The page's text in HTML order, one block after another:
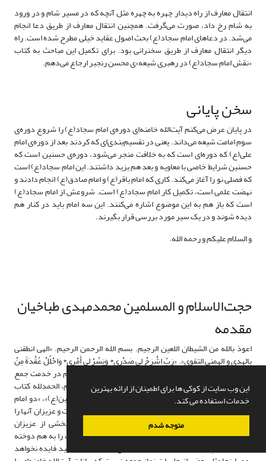
این وب سایت از کوکی ها برای اطمینان از ارائه بهترین
خدمات استفاده می کند.
متوجه شدم
انتقال معارف از راه دیدار چهره به چهره مثل آنچه که در مسیر شام و در ورود
به شام رخ داد، صورت می‌گرفت. همچنین انتقال معارف از طریق دعا انجام
می‌شد. در دعاهای امام سجاد(ع) بحث اصول عقاید خیلی مطرح شده است. راه
دیگر انتقال معارف از طریق سخنرانی بود. برای تکمیل این مباحث به کتاب
«نقش امام سجاد(ع) در رهبری شیعه»ی محسن رنجبر ارجاع می‌دهم.
سخن پایانی
در پایان عرض می‌کنم آیت‌الله خامنه‌ای دوره‌ی امام سجاد(ع) را شروع دوره‌ی
سوم امامت شیعه می‌داند. یعنی در تقسیم‌بندی‌ای که کردند بعد از دوره‌ی امام
علی(ع) که دوره‌‌ای است که به خلافت منجر می‌شود، دوره‌ی حسنین است که
حسنین شرایط خاصی با معاویه و بعد هم یزید داشتند. این امام سجاد(ع) است
که فصلی نو را آغاز می‌کند. کاری که امام باقر(ع) و امام صادق(ع) انجام دادند و
نهضت علمی است، تکمیل کار امام سجاد(ع) است. شروعش از امام سجاد(ع)
است که باز هم به این موضوع اشاره می‌کنند. این سه امام باید در کنار هم
دیده شوند و در یک سیر مورد بررسی قرار بگیرند.
و السلام علیکم و رحمه الله.
حجت‌الاسلام و المسلمین محمدمهدی طباخیان
مقدمه
اعوذ بالله من الشیطان اللعین الرجیم. بسم الله الرحمن الرحیم. «الهی انطقنی
بالهدی و الهمنی التقوی». «رَبِّ اشْرَحْ لِی صَدْرِی* وَیَسِّرْ لِی أَمْرِی* وَاحْلُلْ عُقْدَةً مِنْ
. خدای منّان را شاکرم که توفیق دارم در خدمت جمع
شما عزیزان باشم. اگر بنا داشته باشیم بی‌مقدمه آغاز کنیم، الحمدلله کتاب
«انسان 250 ساله»ی آیت‌الله خامنه‌ای و کتاب «همرزمان حسین(ع)»، «دو امام
مجاهد» و «حماسه‌ی امام سجاد(ع)» معظم له در دسترس است و عزیزان آنها را
دیده‌اند و مطالعه کرده‌اند. در جمعی هستیم که شاید بخشی از عزیزان
پژوهشگران همین آثار بوده و خودشان تحقیق کرده و مطالب را به هم دوخته
باشند. فلذا پرداختن به فیش‌ها و گزاره‌های این آثار خیلی مفید فایده نخواهد